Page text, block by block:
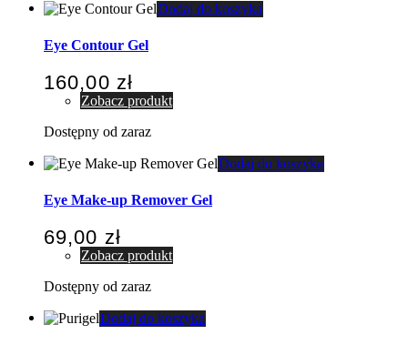
Dodaj do koszyka
Eye Contour Gel
160,00 zł
Zobacz produkt
Dostępny od zaraz
Dodaj do koszyka
Eye Make-up Remover Gel
69,00 zł
Zobacz produkt
Dostępny od zaraz
Dodaj do koszyka